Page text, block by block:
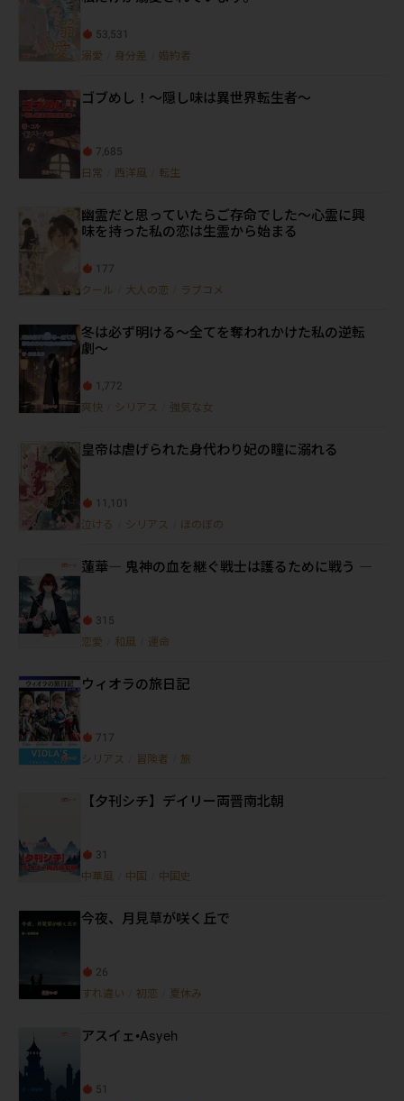
53,531
溺愛 身分差 婚約者
ゴブめし！～隠し味は異世界転生者～
7,685
日常 西洋風 転生
幽霊だと思っていたらご存命でした～心霊に興
味を持った私の恋は生霊から始まる
177
クール 大人の恋 ラブコメ
冬は必ず明ける～全てを奪われかけた私の逆転
劇～
1,772
爽快 シリアス 強気な女
皇帝は虐げられた身代わり妃の瞳に溺れる
11,101
泣ける シリアス ほのぼの
蓮華― 鬼神の血を継ぐ戦士は護るために戦う ―
315
恋愛 和風 運命
ウィオラの旅日記
717
シリアス 冒険者 旅
【夕刊シチ】デイリー両晋南北朝
31
中華風 中国 中国史
今夜、月見草が咲く丘で
26
すれ違い 初恋 夏休み
アスイェ•Asyeh
51